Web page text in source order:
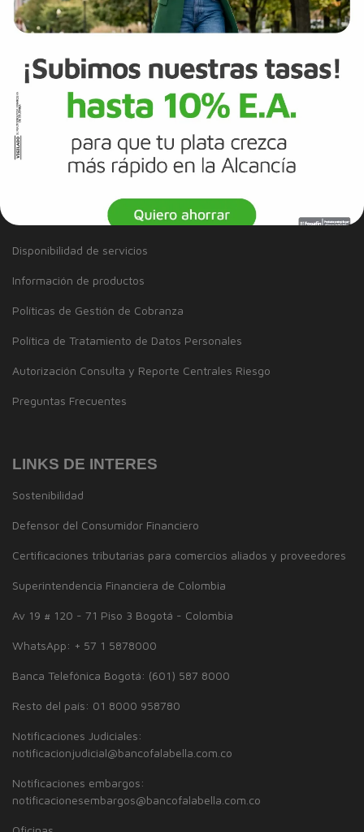
Información Legal
Tarjeta de Crédito
Cuenta de Ahorros
SERVICIO AL CLIENTE
Inclusión
Disponibilidad de servicios
Información de productos
Políticas de Gestión de Cobranza
Política de Tratamiento de Datos Personales
Autorización Consulta y Reporte Centrales Riesgo
Preguntas Frecuentes
LINKS DE INTERES
Sostenibilidad
Defensor del Consumidor Financiero
Certificaciones tributarias para comercios aliados y proveedores
Superintendencia Financiera de Colombia
Av 19 # 120 - 71 Piso 3 Bogotá - Colombia
WhatsApp: + 57 1 5878000
Banca Telefónica Bogotá: (601) 587 8000
Resto del país: 01 8000 958780
Notificaciones Judiciales:
notificacionjudicial@bancofalabella.com.co
Notificaciones embargos:
notificacionesembargos@bancofalabella.com.co